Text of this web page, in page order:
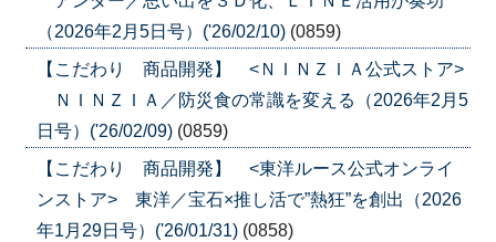
（2026年2月5日号）('26/02/10) (0859)
【こだわり 商品開発】 <ＮＩＮＺＩＡ公式ストア>
ＮＩＮＺＩＡ／防災食の常識を変える（2026年2月5
日号）('26/02/09) (0859)
【こだわり 商品開発】 <東洋ルース公式オンライ
ンストア> 東洋／宝石×推し活で”熱狂”を創出（2026
年1月29日号）('26/01/31) (0858)